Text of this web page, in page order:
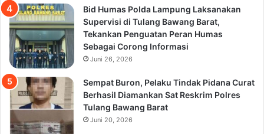
Bid Humas Polda Lampung Laksanakan
Supervisi di Tulang Bawang Barat,
Tekankan Penguatan Peran Humas
Sebagai Corong Informasi
Juni 26, 2026
Sempat Buron, Pelaku Tindak Pidana Curat
Berhasil Diamankan Sat Reskrim Polres
Tulang Bawang Barat
Juni 20, 2026